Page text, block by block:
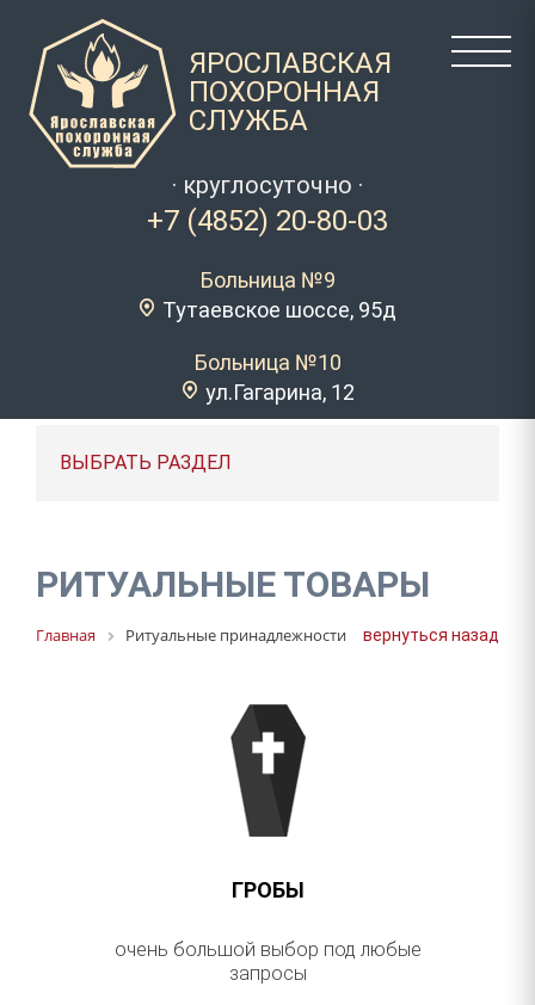
ЯРОСЛАВСКАЯ
ПОХОРОННАЯ
СЛУЖБА
· круглосуточно ·
+7 (4852) 20-80-03
Больница №9
Тутаевское шоссе, 95д
Больница №10
ул.Гагарина, 12
ВЫБРАТЬ РАЗДЕЛ
ВЕНКИ И ТРАУРНЫЕ КОРЗИНЫ
ТРАУРНЫЕ ЛЕНТЫ
РИТУАЛЬНЫЕ ТОВАРЫ
РИТУАЛЬНЫЕ ТОВАРЫ
Главная Ритуальные принадлежности вернуться назад
ГРОБЫ
очень большой выбор под любые
запросы